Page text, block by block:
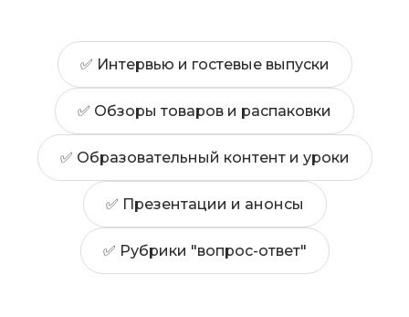
✅ Интервью и гостевые выпуски
✅ Обзоры товаров и распаковки
✅ Образовательный контент и уроки
✅ Презентации и анонсы
✅ Рубрики "вопрос-ответ"